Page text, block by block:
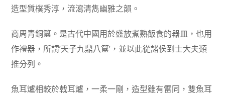
造型質樸秀淳，流瀉清雋幽雅之韻。
商周青銅簋。是古代中國用於盛放煮熟飯食的器皿，也用
作禮器，所謂’天子九鼎八簋’，並以此從諸侯到士大夫類
推分列。
魚耳爐相較於戟耳爐，一柔一剛，造型雖有雷同，雙魚耳